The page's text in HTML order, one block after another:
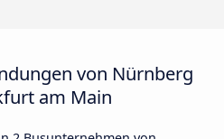
von Nürnberg
am Main